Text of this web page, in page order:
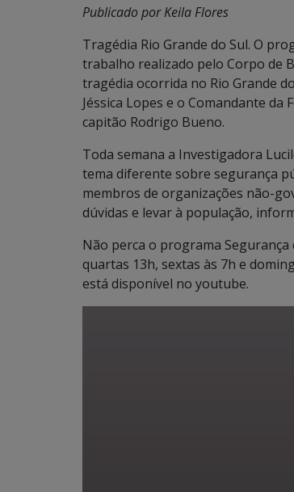
Publicado por Keila Flores
Tragédia Rio Grande do Sul. O
trabalho realizado pelo Corpo de
tragédia ocorrida no Rio Grande
Jéssica Lopes e o Comandante
capitão Rodrigo Bueno.
Toda semana a Investigadora
tema diferente sobre segurança
membros de organizações não-
dúvidas e levar à população,
Não perca o programa
quartas 13h, sextas às 7h e
está disponível no youtube.